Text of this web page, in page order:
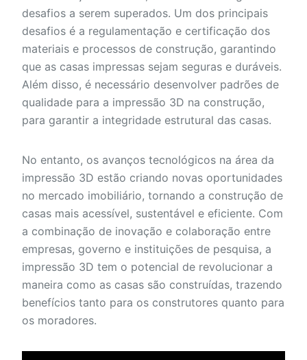
desafios a serem superados. Um dos principais
desafios é a regulamentação e certificação dos
materiais e processos de construção, garantindo
que as casas impressas sejam seguras e duráveis.
Além disso, é necessário desenvolver padrões de
qualidade para a impressão 3D na construção,
para garantir a integridade estrutural das casas.
No entanto, os avanços tecnológicos na área da
impressão 3D estão criando novas oportunidades
no mercado imobiliário, tornando a construção de
casas mais acessível, sustentável e eficiente. Com
a combinação de inovação e colaboração entre
empresas, governo e instituições de pesquisa, a
impressão 3D tem o potencial de revolucionar a
maneira como as casas são construídas, trazendo
benefícios tanto para os construtores quanto para
os moradores.